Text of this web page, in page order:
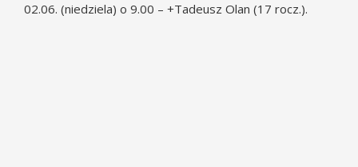
02.06. (niedziela) o 9.00 – +Tadeusz Olan (17 rocz.).